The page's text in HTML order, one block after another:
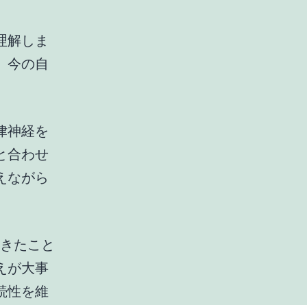
解しま
今の自
神経を
合わせ
ながら
たこと
が大事
性を維